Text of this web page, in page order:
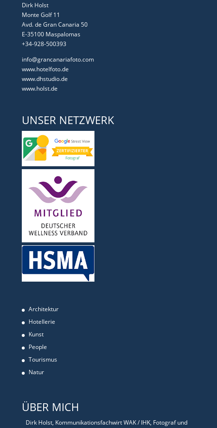
Dirk Holst
Monte Golf 11
Avd. de Gran Canaria 50
E-35100 Maspalomas
+34-928-500393
info@grancanariafoto.com
www.hotelfoto.de
www.dhstudio.de
www.holst.de
UNSER NETZWERK
Architektur
Hotellerie
Kunst
People
Tourismus
Natur
ÜBER MICH
Dirk Holst, Kommunikationsfachwirt WAK / IHK, Fotograf und